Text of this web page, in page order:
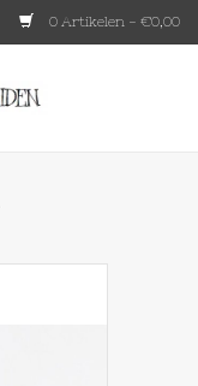
0 Artikelen - €0,00